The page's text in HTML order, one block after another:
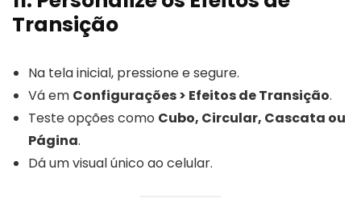
Transição
Na tela inicial, pressione e segure.
Vá em Configurações > Efeitos de Transição.
Teste opções como Cubo, Circular, Cascata ou
Página.
Dá um visual único ao celular.